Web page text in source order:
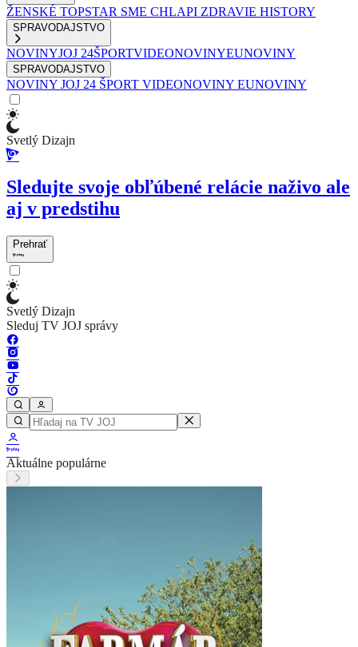
ŽENSKÉ TOPSTAR SME CHLAPI ZDRAVIE HISTORY
SPRAVODAJSTVO
NOVINYJOJ 24ŠPORTVIDEONOVINYEUNOVINY
SPRAVODAJSTVO
NOVINY JOJ 24 ŠPORT VIDEONOVINY EUNOVINY
Svetlý Dizajn
Sledujte svoje obľúbené relácie naživo ale
aj v predstihu
Prehrať
Svetlý Dizajn
Sleduj TV JOJ správy
Aktuálne populárne